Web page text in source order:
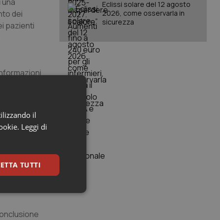
dei
pazienti
e
media
modulato,
degli
e per
Eclissi solare del 12 agosto
2026, come osservarla in
sicurezza
il
Leggi di
TUTTI